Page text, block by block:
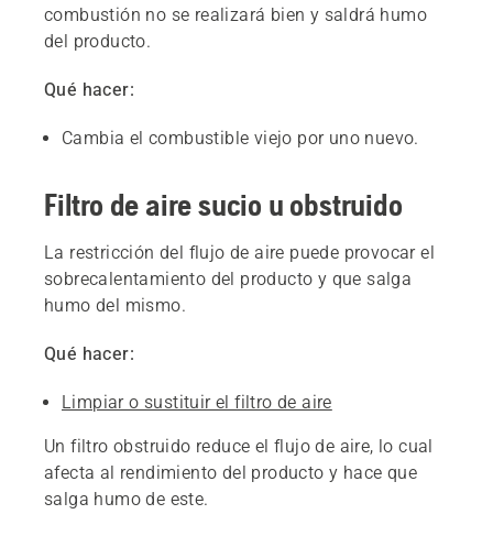
combustión no se realizará bien y saldrá humo
del producto.
Qué hacer:
Cambia el combustible viejo por uno nuevo.
Filtro de aire sucio u obstruido
La restricción del flujo de aire puede provocar el
sobrecalentamiento del producto y que salga
humo del mismo.
Qué hacer:
Limpiar o sustituir el filtro de aire
Un filtro obstruido reduce el flujo de aire, lo cual
afecta al rendimiento del producto y hace que
salga humo de este.